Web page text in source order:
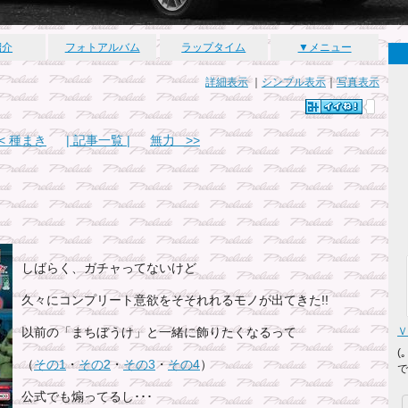
フォトアルバム ラップタイム ▼メニュー
詳細表示｜ シンプル表示｜写真表示
種まき | 記事一覧 | 無力 >>
しばらく、ガチャってないけど
久々にコンプリート意欲をそそれれるモノが出てきた!!
以前の「まちぼうけ」と一緒に飾りたくなるって
（その1・その2・その3・その4）
公式でも煽ってるし･･･
(